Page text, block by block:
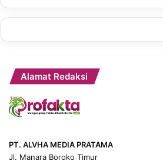
Alamat Redaksi
PT. ALVHA MEDIA PRATAMA
Jl. Manara Boroko Timur